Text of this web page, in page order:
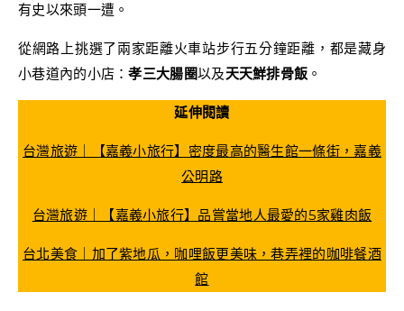
有史以來頭一遭。
從網路上挑選了兩家距離火車站步行五分鐘距離，都是藏身
小巷道內的小店：孝三大腸圈以及天天鮮排骨飯 。
延伸閱讀
台灣旅遊｜【嘉義小旅行】密度最高的醫生館一條街，嘉義
公明路
台灣旅遊｜【嘉義小旅行】品嘗當地人最愛的5家雞肉飯
台北美食｜加了紫地瓜，咖哩飯更美味，巷弄裡的咖啡餐酒
館